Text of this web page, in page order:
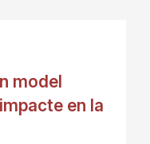
model
en la